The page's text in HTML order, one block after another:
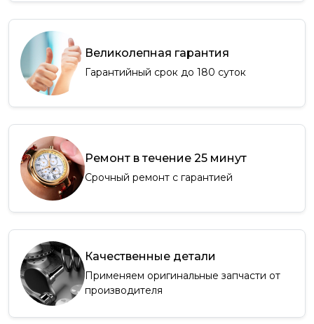
Великолепная гарантия
Гарантийный срок до 180 суток
Ремонт в течение 25 минут
Срочный ремонт с гарантией
Качественные детали
Применяем оригинальные запчасти от
производителя